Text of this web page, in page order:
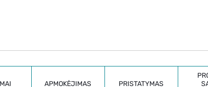
APMOKĖJIMAS PRISTATYMAS